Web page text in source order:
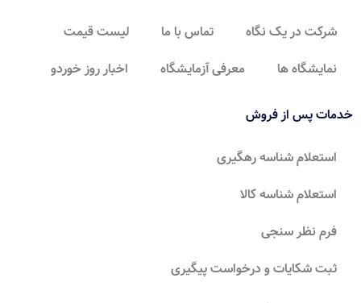
شرکت در یک نگاه تماس با ما
لیست قیمت
نمایشگاه ها
معرفی آزمایشگاه اخبار روز خوردو
خدمات پس از فروش
استعلام شناسه رهگیری
استعلام شناسه کالا
فرم نظر سنجی
ثبت شکایات و درخواست پیگیری